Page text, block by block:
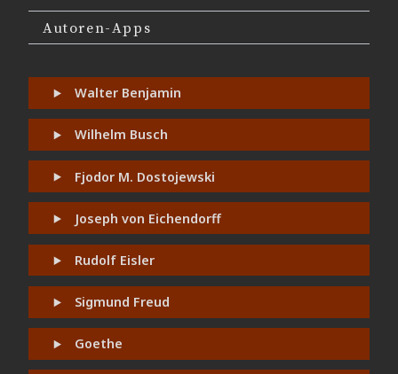
Autoren-Apps
Walter Benjamin
Wilhelm Busch
Fjodor M. Dostojewski
Joseph von Eichendorff
Rudolf Eisler
Sigmund Freud
Goethe